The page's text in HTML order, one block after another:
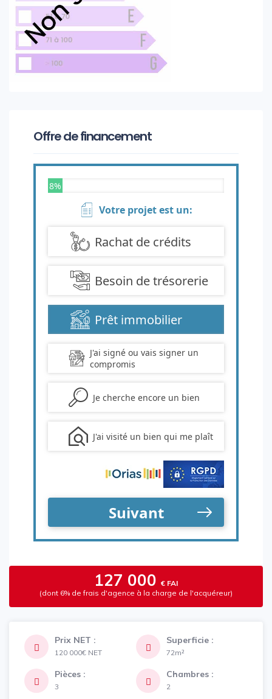
Offre de financement
127 000 € FAI
(dont 6% de frais d'agence à la charge de l'acquéreur)
Prix NET :
120 000€ NET
Superficie :
72m²
Pièces :
3
Chambres :
2